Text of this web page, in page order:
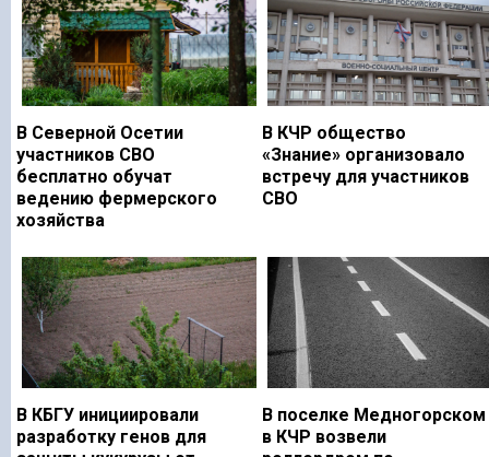
В Северной Осетии
участников СВО
бесплатно обучат
ведению фермерского
хозяйства
В КЧР общество
«Знание» организовало
встречу для участников
СВО
В КБГУ инициировали
разработку генов для
В поселке Медногорском
в КЧР возвели